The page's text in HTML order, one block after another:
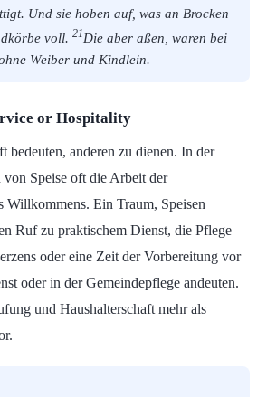
Und sie hoben auf, was an Brocken
voll. 21Die aber aßen, waren bei
Weiber und Kindlein.
or Hospitality
bedeuten, anderen zu dienen. In der
Speise oft die Arbeit der
Willkommens. Ein Traum, Speisen
Ruf zu praktischem Dienst, die Pflege
oder eine Zeit der Vorbereitung vor
oder in der Gemeindepflege andeuten.
und Haushalterschaft mehr als